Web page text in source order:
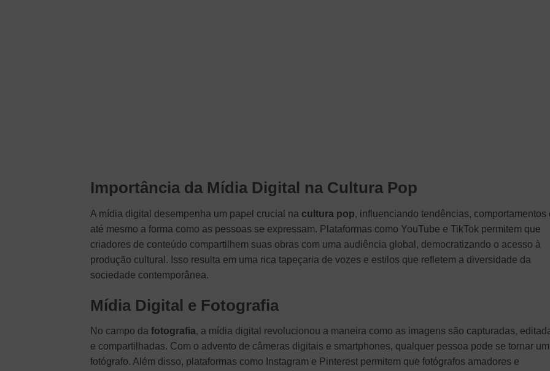
Importância da Mídia Digital na Cultura Pop
A mídia digital desempenha um papel crucial na cultura pop, influenciando tendências, comportamentos
até mesmo a forma como as pessoas se expressam. Plataformas como YouTube e TikTok permitem que
criadores de conteúdo compartilhem suas obras com uma audiência global, democratizando o acesso à
produção cultural. Isso resulta em uma rica tapeçaria de vozes e estilos que refletem a diversidade da
sociedade contemporânea.
Mídia Digital e Fotografia
No campo da fotografia, a mídia digital revolucionou a maneira como as imagens são capturadas,
e compartilhadas. Com o advento de câmeras digitais e smartphones, qualquer pessoa pode se tornar um
fotógrafo. Além disso, plataformas como Instagram e Pinterest permitem que fotógrafos amadores e